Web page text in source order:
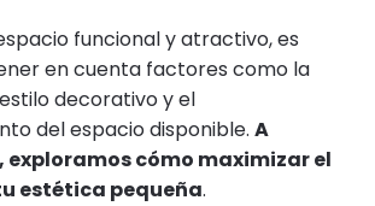
funcional y atractivo, es
en cuenta factores como la
decorativo y el
del espacio disponible. A
cómo maximizar el
estética pequeña.